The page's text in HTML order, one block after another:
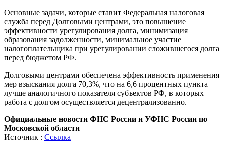
Основные задачи, которые ставит Федеральная налоговая
служба перед Долговыми центрами, это повышение
эффективности урегулирования долга, минимизация
образования задолженности, минимальное участие
налогоплательщика при урегулировании сложившегося долга
перед бюджетом РФ.
Долговыми центрами обеспечена эффективность применения
мер взыскания долга 70,3%, что на 6,6 процентных пункта
лучше аналогичного показателя субъектов РФ, в которых
работа с долгом осуществляется децентрализованно.
Официальные новости ФНС России и УФНС России по
Московской области
Источник : Ссылка